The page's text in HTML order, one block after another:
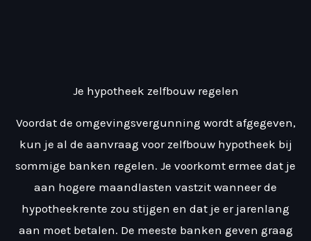
Je hypotheek zelfbouw regelen
Voordat de omgevingsvergunning wordt afgegeven,
kun je al de aanvraag voor zelfbouw hypotheek bij
sommige banken regelen. Je voorkomt ermee dat je
aan hogere maandlasten vastzit wanneer de
hypotheekrente zou stijgen en dat je er jarenlang
aan moet betalen. De meeste banken geven graag